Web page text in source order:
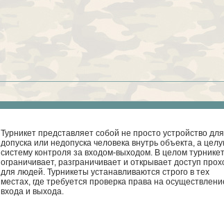
Турникет представляет собой не просто устройство для
допуска или недопуска человека внутрь объекта, а
систему контроля за входом-выходом. В целом турникет
ограничивает, разграничивает и открывает доступ
для людей. Турникеты устанавливаются строго в тех
местах, где требуется проверка права на
входа и выхода.